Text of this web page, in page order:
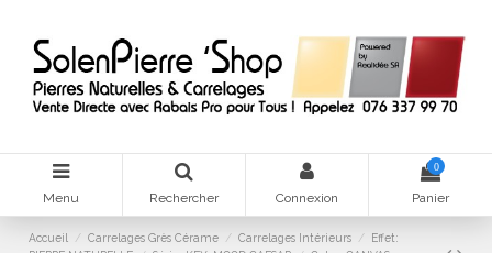
Menu Rechercher Connexion
0
Panier
Accueil Carrelages Grès Cérame Carrelages Intérieurs
Effet: